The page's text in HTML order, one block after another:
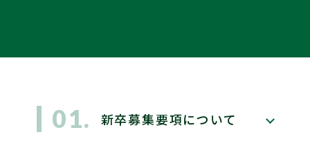
01. 新卒募集要項について